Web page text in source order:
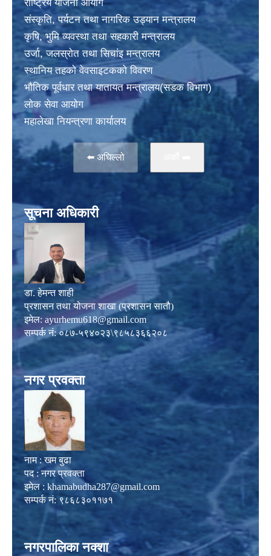
राष्ट्रिय योजना आयोग
संस्कृति, पर्यटन तथा नागरिक उड्यान मन्त्रालय
कृषि, भुमि व्यवस्था तथा सहकारी मन्त्रालय
उर्जा, जलस्राेत तथा सिचांइ मन्त्रालय
स्थानिय तहकाे वेवसाइटककाे विवरण
भाैतिक पूर्वधार तथा यातायत मन्त्रालय(सडक विभाग)
लाेक सेवा आयोग
महालेखा नियन्त्रणा कार्यालय
⬅️ अघिल्लो
सूचना अधिकारी
डा. हेमन्त शाही
प्रशासन तथा योजना शाखा (प्रशासन सातौ)
इमेल: ayurhemu618@gmail.com
सम्पर्क नं: ०८७-५९४०२३\९८५८३६६२०८
नगर प्रवक्ता
नाम : खम बुढा
पद : नगर प्रवक्ता
इमेल : khamabudha287@gmail.com
सम्पर्क नं: ९८६८३०११७१
नगरपालिका नक्शा